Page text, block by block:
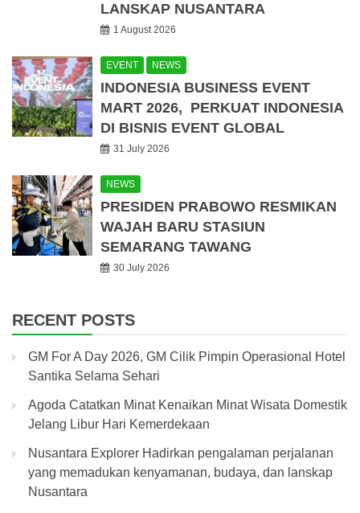
LANSKAP NUSANTARA
1 August 2026
EVENT NEWS
INDONESIA BUSINESS EVENT
MART 2026, PERKUAT INDONESIA
DI BISNIS EVENT GLOBAL
31 July 2026
NEWS
PRESIDEN PRABOWO RESMIKAN
WAJAH BARU STASIUN
SEMARANG TAWANG
30 July 2026
RECENT POSTS
GM For A Day 2026, GM Cilik Pimpin Operasional Hotel
Santika Selama Sehari
Agoda Catatkan Minat Kenaikan Minat Wisata Domestik
Jelang Libur Hari Kemerdekaan
Nusantara Explorer Hadirkan pengalaman perjalanan
yang memadukan kenyamanan, budaya, dan lanskap
Nusantara